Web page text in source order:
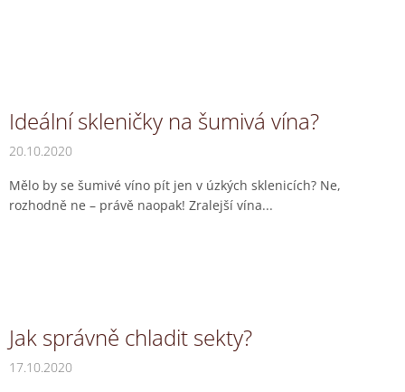
Ideální skleničky na šumivá vína?
20.10.2020
Mělo by se šumivé víno pít jen v úzkých sklenicích? Ne,
rozhodně ne – právě naopak! Zralejší vína...
Jak správně chladit sekty?
17.10.2020